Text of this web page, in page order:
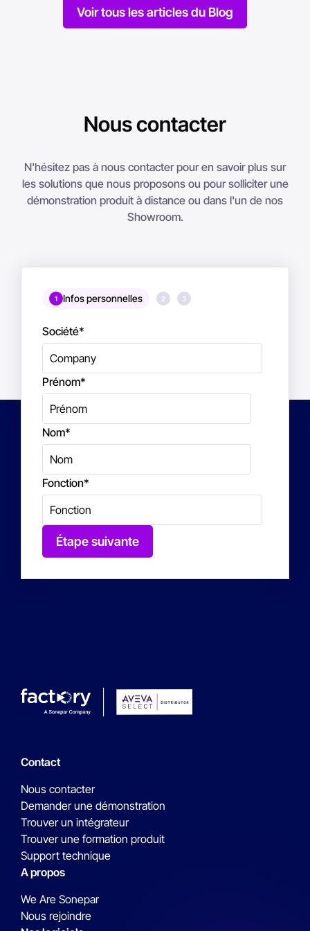
Voir tous les articles du Blog
Nous contacter
N'hésitez pas à nous contacter pour en savoir plus sur
les solutions que nous proposons ou pour solliciter une
démonstration produit à distance ou dans l'un de nos
Showroom.
1 Infos personnelles 2 3
Société*
Prénom*
Nom*
Fonction*
Étape suivante
Contact
Nous contacter
Demander une démonstration
Trouver un intégrateur
Trouver une formation produit
Support technique
A propos
We Are Sonepar
Nous rejoindre